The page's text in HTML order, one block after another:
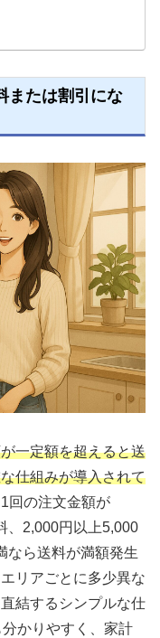
または割引にな
一定額を超えると送
仕組みが導入されて
回の注文金額が
、2,000円以上5,000
なら送料が満額発生
リアごとに多少異な
結するシンプルな仕
かりやすく、家計